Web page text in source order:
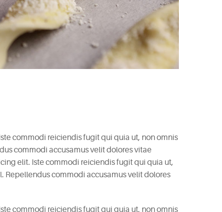
commodi reiciendis fugit qui quia ut, non omnis
commodi accusamus velit dolores vitae
elit. Iste commodi reiciendis fugit qui quia ut,
Repellendus commodi accusamus velit dolores
commodi reiciendis fugit qui quia ut, non omnis